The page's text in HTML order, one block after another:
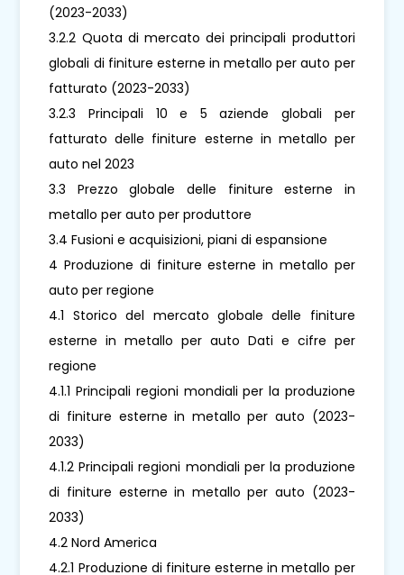
(2023-2033)
3.2.2 Quota di mercato dei principali produttori
globali di finiture esterne in metallo per auto per
fatturato (2023-2033)
3.2.3 Principali 10 e 5 aziende globali per
fatturato delle finiture esterne in metallo per
auto nel 2023
3.3 Prezzo globale delle finiture esterne in
metallo per auto per produttore
3.4 Fusioni e acquisizioni, piani di espansione
4 Produzione di finiture esterne in metallo per
auto per regione
4.1 Storico del mercato globale delle finiture
esterne in metallo per auto Dati e cifre per
regione
4.1.1 Principali regioni mondiali per la produzione
di finiture esterne in metallo per auto (2023-
2033)
4.1.2 Principali regioni mondiali per la produzione
di finiture esterne in metallo per auto (2023-
2033)
4.2 Nord America
4.2.1 Produzione di finiture esterne in metallo per